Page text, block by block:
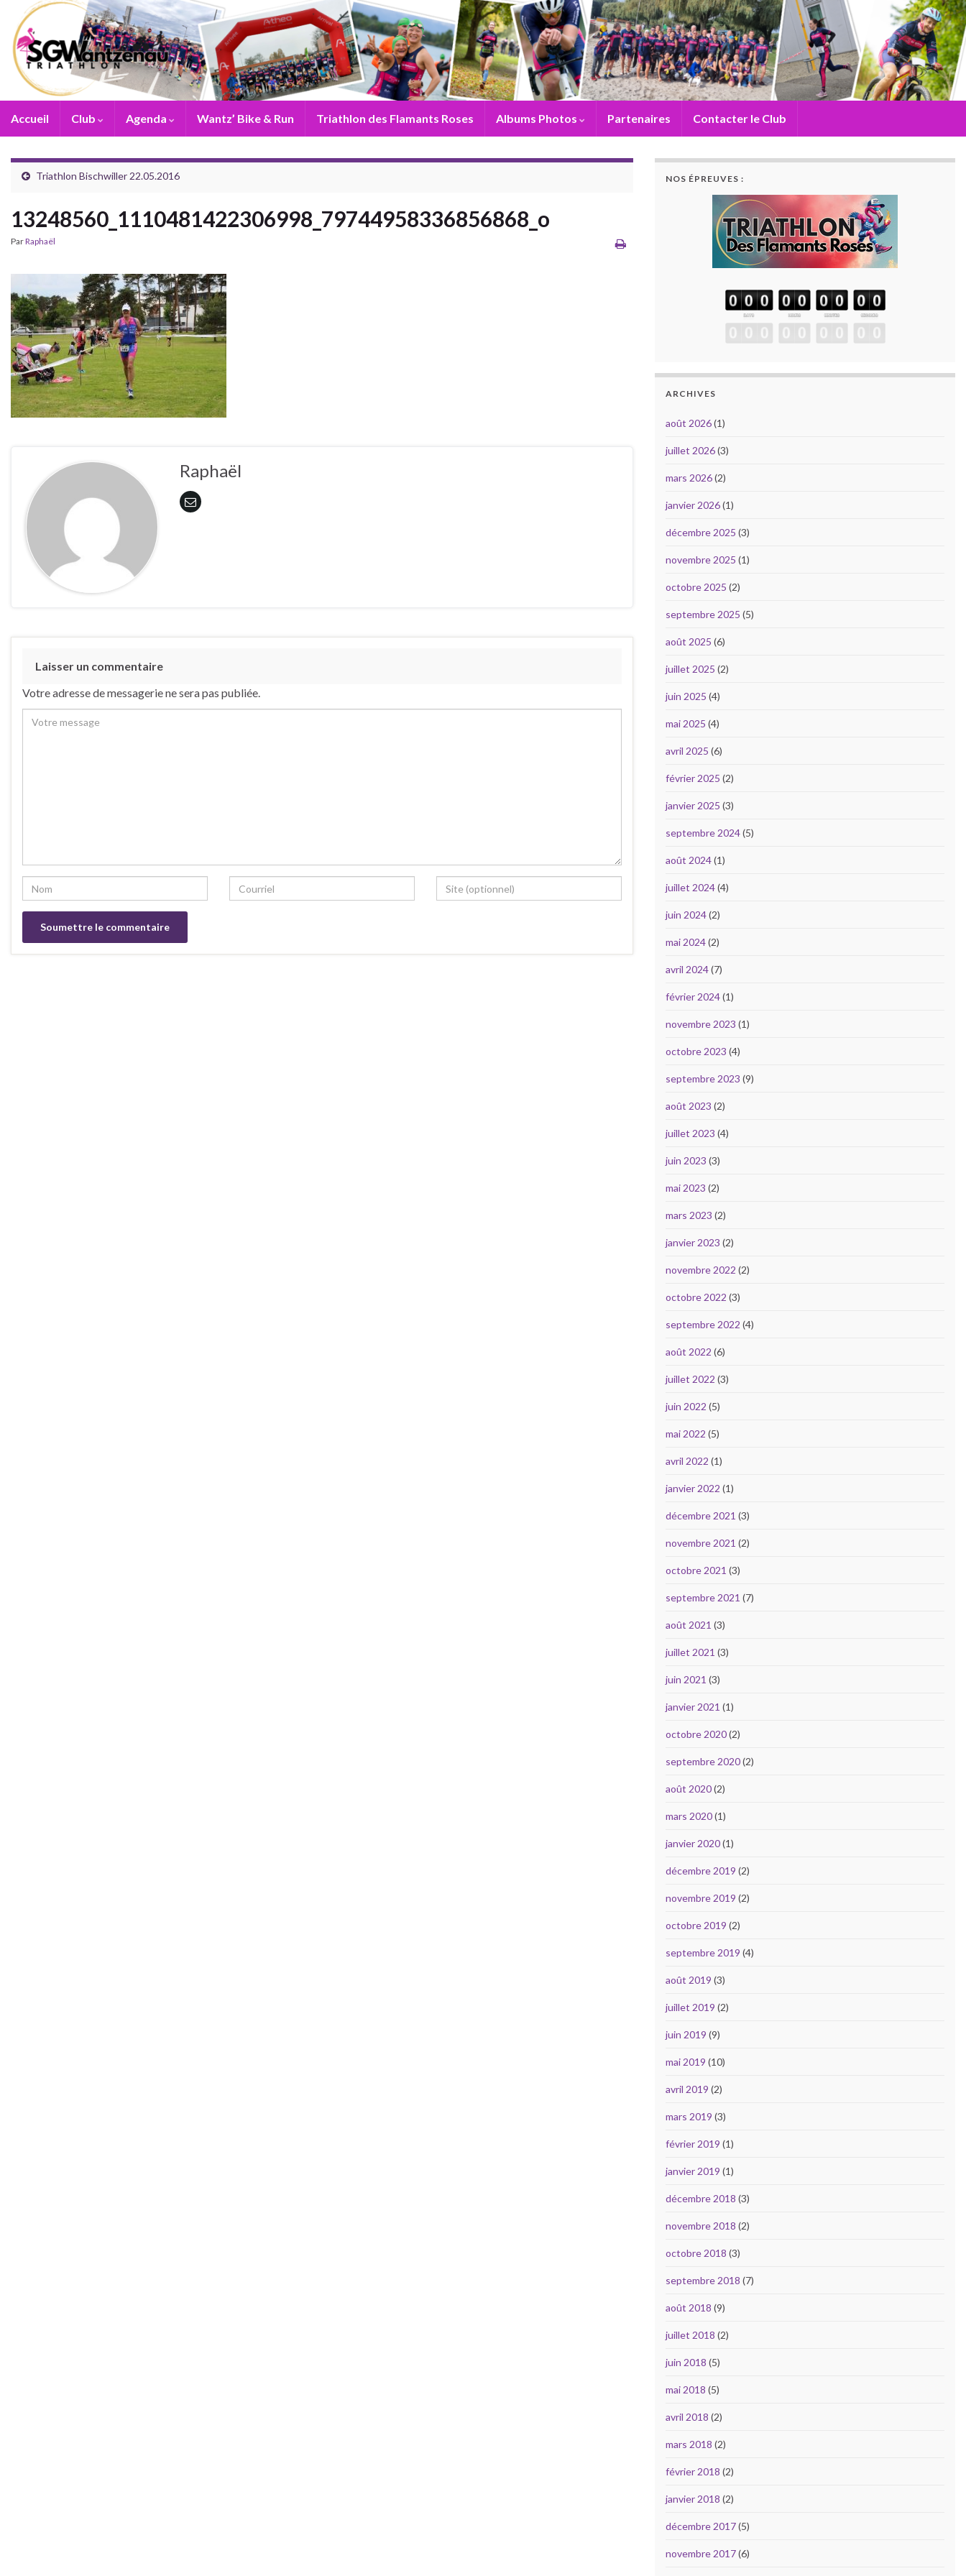
Accueil Club Agenda Wantz’ Bike & Run Triathlon des Flamants Roses Albums Photos Partenaires Contacter le Club
Triathlon Bischwiller 22.05.2016
13248560_1110481422306998_79744958336856868_o
ParRaphaël
Raphaël
Laisser un commentaire
Votre adresse de messagerie ne sera pas publiée.
NOS ÉPREUVES :
ARCHIVES
août 2026(1)
juillet 2026(3)
mars 2026(2)
janvier 2026(1)
décembre 2025 (3)
novembre 2025 (1)
octobre 2025 (2)
septembre 2025 (5)
août 2025 (6)
juillet 2025 (2)
juin 2025 (4)
mai 2025 (4)
avril 2025 (6)
février 2025 (2)
janvier 2025 (3)
septembre 2024(5)
août 2024(1)
juillet 2024(4)
juin 2024(2)
mai 2024(2)
avril 2024(7)
février 2024(1)
novembre 2023 (1)
octobre 2023 (4)
septembre 2023 (9)
août 2023 (2)
juillet 2023 (4)
juin 2023 (3)
mai 2023 (2)
mars 2023 (2)
janvier 2023 (2)
novembre 2022 (2)
octobre 2022 (3)
septembre 2022 (4)
août 2022 (6)
juillet 2022 (3)
juin 2022 (5)
mai 2022 (5)
avril 2022 (1)
janvier 2022 (1)
décembre 2021 (3)
novembre 2021 (2)
octobre 2021 (3)
septembre 2021 (7)
août 2021 (3)
juillet 2021 (3)
juin 2021 (3)
janvier 2021 (1)
octobre 2020(2)
septembre 2020(2)
août 2020(2)
mars 2020(1)
janvier 2020(1)
décembre 2019 (2)
novembre 2019 (2)
octobre 2019 (2)
septembre 2019 (4)
août 2019 (3)
juillet 2019 (2)
juin 2019 (9)
mai 2019 (10)
avril 2019 (2)
mars 2019 (3)
février 2019 (1)
janvier 2019 (1)
décembre 2018 (3)
novembre 2018 (2)
octobre 2018 (3)
septembre 2018 (7)
août 2018 (9)
juillet 2018 (2)
juin 2018 (5)
mai 2018 (5)
avril 2018 (2)
mars 2018 (2)
février 2018 (2)
janvier 2018 (2)
décembre 2017(5)
novembre 2017(6)